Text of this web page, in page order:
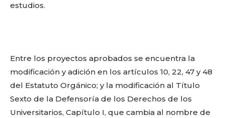
estudios.
Entre los proyectos aprobados se encuentra la
modificación y adición en los artículos 10, 22, 47 y 48
del Estatuto Orgánico; y la modificación al Título
Sexto de la Defensoría de los Derechos de los
Universitarios, Capítulo I, que cambia al nombre de